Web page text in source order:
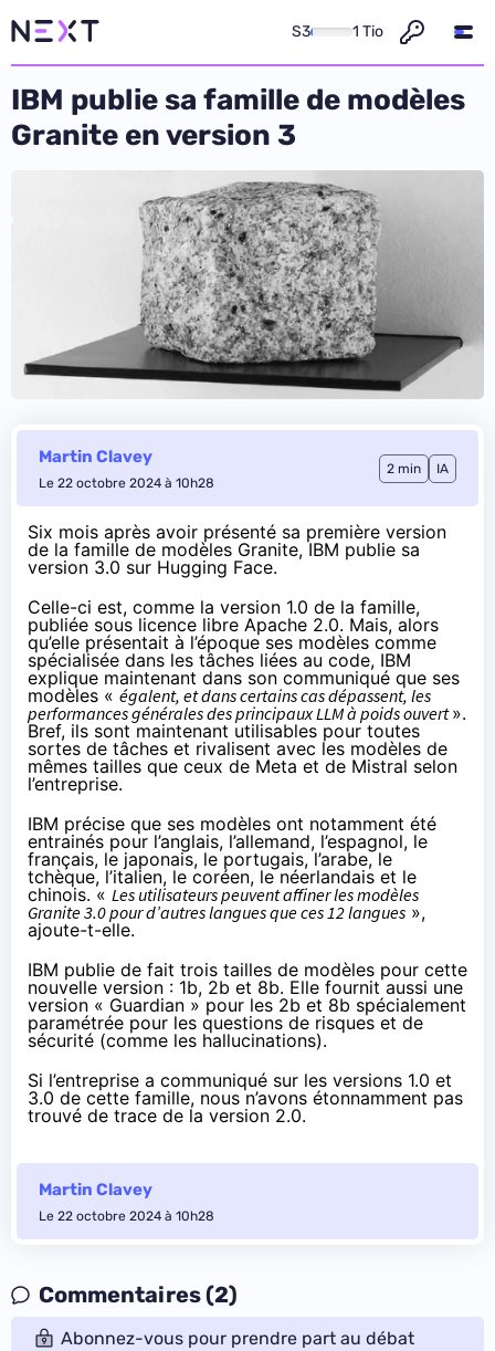
S3 1 Tio
IBM publie sa famille de modèles
Granite en version 3
Martin Clavey
Le 22 octobre 2024 à 10h28
2 min IA
Six mois après avoir présenté sa première version
de la famille de modèles Granite, IBM publie sa
version 3.0 sur Hugging Face.
Celle-ci est, comme la version 1.0 de la famille,
publiée sous licence libre Apache 2.0. Mais, alors
qu’elle présentait à l’époque ses modèles comme
spécialisée dans les tâches liées au code, IBM
explique maintenant dans son communiqué que ses
modèles « égalent, et dans certains cas dépassent, les
performances générales des principaux LLM à poids ouvert».
Bref, ils sont maintenant utilisables pour toutes
sortes de tâches et rivalisent avec les modèles de
mêmes tailles que ceux de Meta et de Mistral selon
l’entreprise.
IBM précise que ses modèles ont notamment été
entrainés pour l’anglais, l’allemand, l’espagnol, le
français, le japonais, le portugais, l’arabe, le
tchèque, l’italien, le coréen, le néerlandais et le
chinois. « Les utilisateurs peuvent affiner les modèles
Granite 3.0 pour d’autres langues que ces 12 langues »,
ajoute-t-elle.
IBM publie de fait trois tailles de modèles pour cette
nouvelle version : 1b, 2b et 8b. Elle fournit aussi une
version « Guardian » pour les 2b et 8b spécialement
paramétrée pour les questions de risques et de
sécurité (comme les hallucinations).
Si l’entreprise a communiqué sur les versions 1.0 et
3.0 de cette famille, nous n’avons étonnamment pas
trouvé de trace de la version 2.0.
Martin Clavey
Le 22 octobre 2024 à 10h28
Commentaires (2)
Abonnez-vous pour prendre part au débat